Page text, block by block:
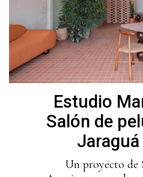
Estudio
Salón de
Un proyecto de